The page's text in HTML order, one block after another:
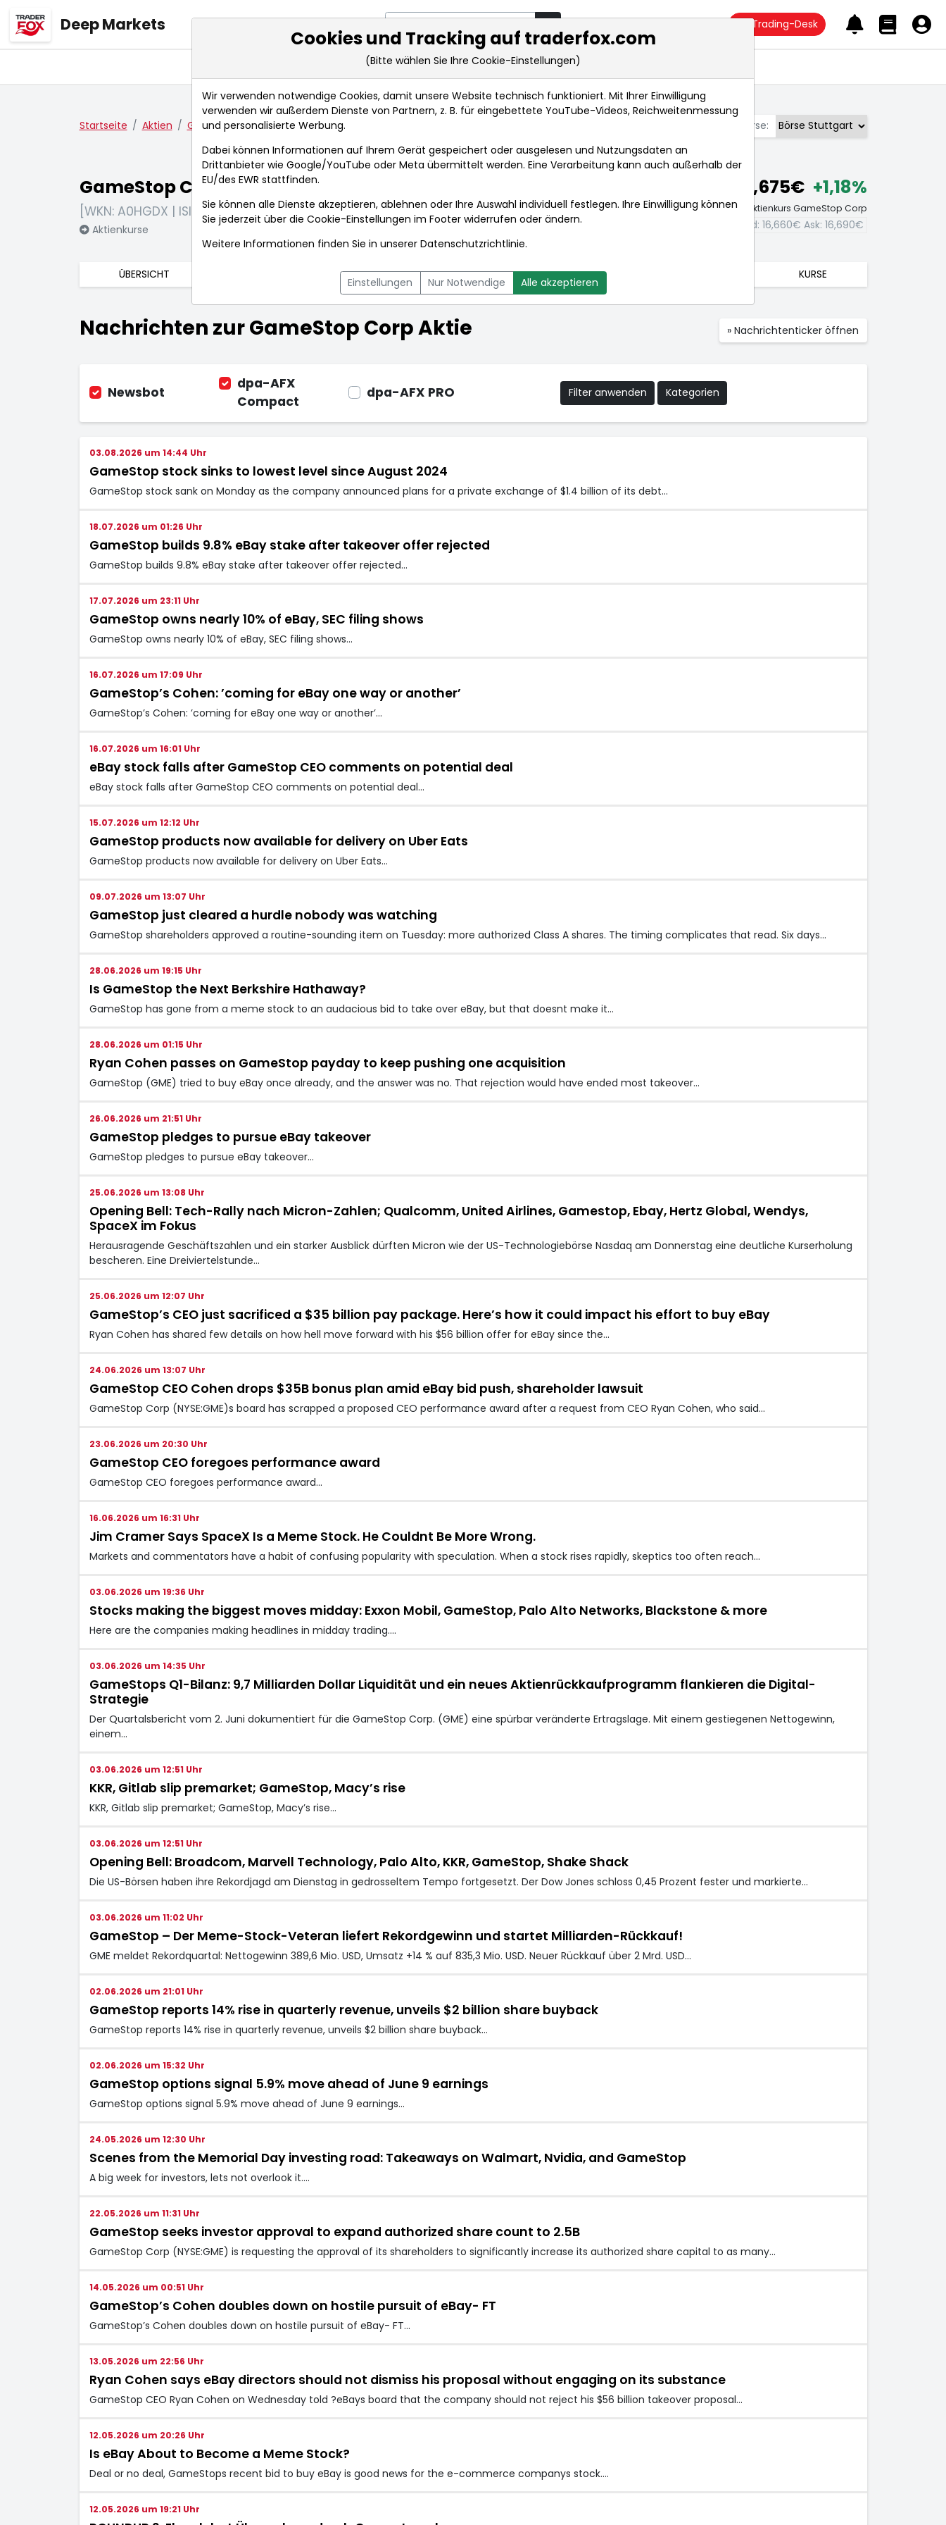
Deep Markets Trading-Desk
Markt-Analysen Market Tools Realtimekurse Nachrichten
Startseite Aktien GameStop Corp Nachrichten Börse:
GameStop Corp
[WKN: A0HGDX | ISIN: US36467W1099]
Aktienkurse
16,675€ +1,18%
Echtzeit-Aktienkurs GameStop Corp
Bid: 16,660€ Ask: 16,690€
ÜBERSICHT NACHRICHTEN CHARTTOOL KURSE
Nachrichten zur GameStop Corp Aktie » Nachrichtenticker öffnen
Newsbot
dpa-AFX
Compact
dpa-AFX PRO Filter anwenden Kategorien
03.08.2026 um 14:44 Uhr
GameStop stock sinks to lowest level since August 2024
GameStop stock sank on Monday as the company announced plans for a private exchange of $1.4 billion of its debt…
18.07.2026 um 01:26 Uhr
GameStop builds 9.8% eBay stake after takeover offer rejected
GameStop builds 9.8% eBay stake after takeover offer rejected…
17.07.2026 um 23:11 Uhr
GameStop owns nearly 10% of eBay, SEC filing shows
GameStop owns nearly 10% of eBay, SEC filing shows…
16.07.2026 um 17:09 Uhr
GameStop’s Cohen: ’coming for eBay one way or another’
GameStop’s Cohen: ’coming for eBay one way or another’…
16.07.2026 um 16:01 Uhr
eBay stock falls after GameStop CEO comments on potential deal
eBay stock falls after GameStop CEO comments on potential deal…
15.07.2026 um 12:12 Uhr
GameStop products now available for delivery on Uber Eats
GameStop products now available for delivery on Uber Eats…
09.07.2026 um 13:07 Uhr
GameStop just cleared a hurdle nobody was watching
GameStop shareholders approved a routine-sounding item on Tuesday: more authorized Class A shares. The timing complicates that read. Six days…
28.06.2026 um 19:15 Uhr
Is GameStop the Next Berkshire Hathaway?
GameStop has gone from a meme stock to an audacious bid to take over eBay, but that doesnt make it…
28.06.2026 um 01:15 Uhr
Ryan Cohen passes on GameStop payday to keep pushing one acquisition
GameStop (GME) tried to buy eBay once already, and the answer was no. That rejection would have ended most takeover…
26.06.2026 um 21:51 Uhr
GameStop pledges to pursue eBay takeover
GameStop pledges to pursue eBay takeover…
25.06.2026 um 13:08 Uhr
Opening Bell: Tech-Rally nach Micron-Zahlen; Qualcomm, United Airlines, Gamestop, Ebay, Hertz Global, Wendys,
SpaceX im Fokus
Herausragende Geschäftszahlen und ein starker Ausblick dürften Micron wie der US-Technologiebörse Nasdaq am Donnerstag eine deutliche Kurserholung
bescheren. Eine Dreiviertelstunde…
25.06.2026 um 12:07 Uhr
GameStop’s CEO just sacrificed a $35 billion pay package. Here’s how it could impact his effort to buy eBay
Ryan Cohen has shared few details on how hell move forward with his $56 billion offer for eBay since the…
24.06.2026 um 13:07 Uhr
GameStop CEO Cohen drops $35B bonus plan amid eBay bid push, shareholder lawsuit
GameStop Corp (NYSE:GME)s board has scrapped a proposed CEO performance award after a request from CEO Ryan Cohen, who said…
23.06.2026 um 20:30 Uhr
GameStop CEO foregoes performance award
GameStop CEO foregoes performance award…
16.06.2026 um 16:31 Uhr
Jim Cramer Says SpaceX Is a Meme Stock. He Couldnt Be More Wrong.
Markets and commentators have a habit of confusing popularity with speculation. When a stock rises rapidly, skeptics too often reach…
03.06.2026 um 19:36 Uhr
Stocks making the biggest moves midday: Exxon Mobil, GameStop, Palo Alto Networks, Blackstone & more
Here are the companies making headlines in midday trading.…
03.06.2026 um 14:35 Uhr
GameStops Q1-Bilanz: 9,7 Milliarden Dollar Liquidität und ein neues Aktienrückkaufprogramm flankieren die Digital-
Strategie
Der Quartalsbericht vom 2. Juni dokumentiert für die GameStop Corp. (GME) eine spürbar veränderte Ertragslage. Mit einem gestiegenen Nettogewinn,
einem…
03.06.2026 um 12:51 Uhr
KKR, Gitlab slip premarket; GameStop, Macy’s rise
KKR, Gitlab slip premarket; GameStop, Macy’s rise…
03.06.2026 um 12:51 Uhr
Opening Bell: Broadcom, Marvell Technology, Palo Alto, KKR, GameStop, Shake Shack
Die US-Börsen haben ihre Rekordjagd am Dienstag in gedrosseltem Tempo fortgesetzt. Der Dow Jones schloss 0,45 Prozent fester und markierte…
03.06.2026 um 11:02 Uhr
GameStop – Der Meme-Stock-Veteran liefert Rekordgewinn und startet Milliarden-Rückkauf!
GME meldet Rekordquartal: Nettogewinn 389,6 Mio. USD, Umsatz +14 % auf 835,3 Mio. USD. Neuer Rückkauf über 2 Mrd. USD…
02.06.2026 um 21:01 Uhr
GameStop reports 14% rise in quarterly revenue, unveils $2 billion share buyback
GameStop reports 14% rise in quarterly revenue, unveils $2 billion share buyback…
02.06.2026 um 15:32 Uhr
GameStop options signal 5.9% move ahead of June 9 earnings
GameStop options signal 5.9% move ahead of June 9 earnings…
24.05.2026 um 12:30 Uhr
Scenes from the Memorial Day investing road: Takeaways on Walmart, Nvidia, and GameStop
A big week for investors, lets not overlook it.…
22.05.2026 um 11:31 Uhr
GameStop seeks investor approval to expand authorized share count to 2.5B
GameStop Corp (NYSE:GME) is requesting the approval of its shareholders to significantly increase its authorized share capital to as many…
14.05.2026 um 00:51 Uhr
GameStop’s Cohen doubles down on hostile pursuit of eBay- FT
GameStop’s Cohen doubles down on hostile pursuit of eBay- FT…
13.05.2026 um 22:56 Uhr
Ryan Cohen says eBay directors should not dismiss his proposal without engaging on its substance
GameStop CEO Ryan Cohen on Wednesday told ?eBays board that the company should not reject his $56 billion takeover proposal…
12.05.2026 um 20:26 Uhr
Is eBay About to Become a Meme Stock?
Deal or no deal, GameStops recent bid to buy eBay is good news for the e-commerce companys stock.…
12.05.2026 um 19:21 Uhr
Cookies und Tracking auf traderfox.com
(Bitte wählen Sie Ihre Cookie-Einstellungen)
Wir verwenden notwendige Cookies, damit unsere Website technisch funktioniert. Mit Ihrer Einwilligung
verwenden wir außerdem Dienste von Partnern, z. B. für eingebettete YouTube-Videos, Reichweitenmessung
und personalisierte Werbung.
Dabei können Informationen auf Ihrem Gerät gespeichert oder ausgelesen und Nutzungsdaten an
Drittanbieter wie Google/YouTube oder Meta übermittelt werden. Eine Verarbeitung kann auch außerhalb der
EU/des EWR stattfinden.
Sie können alle Dienste akzeptieren, ablehnen oder Ihre Auswahl individuell festlegen. Ihre Einwilligung können
Sie jederzeit über die Cookie-Einstellungen im Footer widerrufen oder ändern.
Weitere Informationen finden Sie in unserer Datenschutzrichtlinie.
Einstellungen Nur Notwendige Alle akzeptieren